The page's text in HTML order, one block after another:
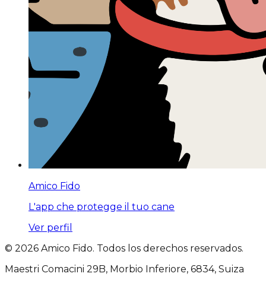
Amico Fido
L'app che protegge il tuo cane
Ver perfil
© 2026 Amico Fido. Todos los derechos reservados.
Maestri Comacini 29B, Morbio Inferiore, 6834, Suiza